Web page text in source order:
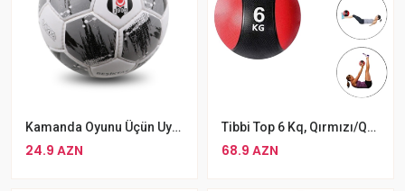
Kamanda Oyunu Üçün Uyğun Dayanıqlı Beşiktaş Futbol Topu 5 Nömrə
24.9 AZN
Tibbi Top 6 Kq, Qırmızı/qara Medicine Ball
68.9 AZN